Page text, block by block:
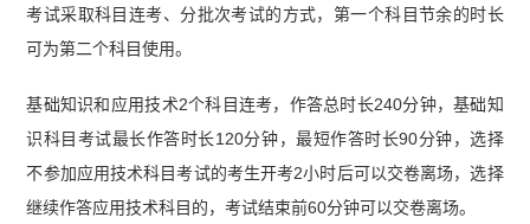
案】 【2026上半年系统集成项目管理工程师第三
工程师第一批次考情分析】
考试采取科目连考、分批次考试的方式，第一个科目节余的时长
可为第二个科目使用。
基础知识和应用技术2个科目连考，作答总时长240分钟，基础知
识科目考试最长作答时长120分钟，最短作答时长90分钟，选择
不参加应用技术科目考试的考生开考2小时后可以交卷离场，选择
继续作答应用技术科目的，考试结束前60分钟可以交卷离场。